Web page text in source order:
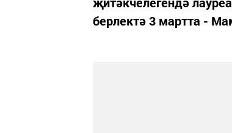
берлектә 3 мартта -